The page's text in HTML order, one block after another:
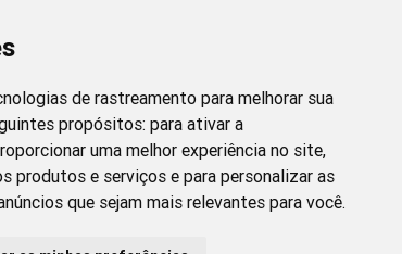
de rastreamento para melhorar sua
propósitos: para ativar a
uma melhor experiência no site,
produtos e serviços e para personalizar as
que sejam mais relevantes para você.
quem